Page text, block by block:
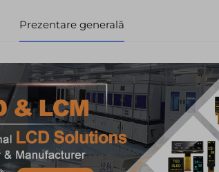
Prezentare generală